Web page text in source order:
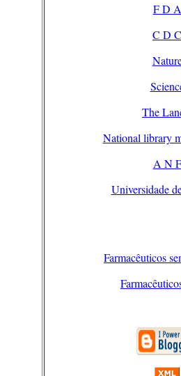
F D A
C D C
The
National library
A N F
Universidade
Farmacêuticos